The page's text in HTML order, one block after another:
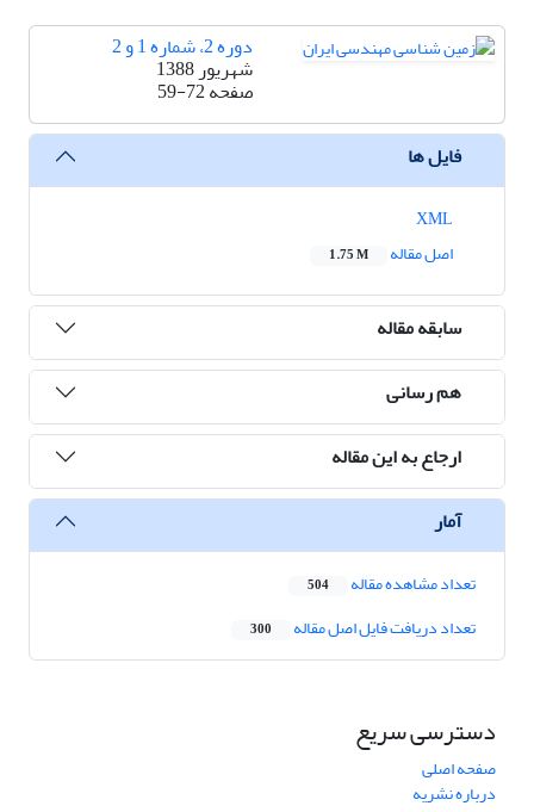
دوره 2، شماره 1 و 2
شهریور 1388
صفحه59-72
فایل ها
اصل مقاله
1.75 M
سابقه مقاله
هم رسانی
ارجاع به این مقاله
آمار
تعداد مشاهده مقاله 504
تعداد دریافت فایل اصل مقاله 300
دسترسی سریع
صفحه اصلی
درباره نشریه